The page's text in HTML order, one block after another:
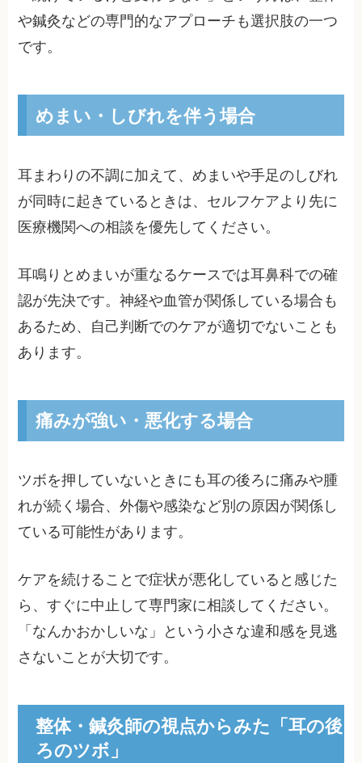
や鍼灸などの専門的なアプローチも選択肢の一つ
です。
めまい・しびれを伴う場合
耳まわりの不調に加えて、めまいや手足のしびれ
が同時に起きているときは、セルフケアより先に
医療機関への相談を優先してください。
耳鳴りとめまいが重なるケースでは耳鼻科での確
認が先決です。神経や血管が関係している場合も
あるため、自己判断でのケアが適切でないことも
あります。
痛みが強い・悪化する場合
ツボを押していないときにも耳の後ろに痛みや腫
れが続く場合、外傷や感染など別の原因が関係し
ている可能性があります。
ケアを続けることで症状が悪化していると感じた
ら、すぐに中止して専門家に相談してください。
「なんかおかしいな」という小さな違和感を見逃
さないことが大切です。
整体・鍼灸師の視点からみた「耳の後
ろのツボ」